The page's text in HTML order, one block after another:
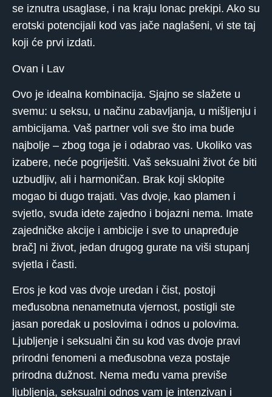
se iznutra usaglase, i na kraju lonac prekipi. Ako su
erotski potencijali kod vas jače naglašeni, vi ste taj
koji će prvi izdati.
Ovan i Lav
Ovo je idealna kombinacija. Sjajno se slažete u
svemu: u seksu, u načinu zabavljanja, u mišljenju i
ambicijama. Vaš partner voli sve što ima bude
najbolje – zbog toga je i odabrao vas. Ukoliko vas
izabere, neće pogriješiti. Vaš seksualni život će biti
uzbudljiv, ali i harmoničan. Brak koji sklopite
mogao bi dugo trajati. Vas dvoje, kao plamen i
svjetlo, svuda idete zajedno i bojazni nema. Imate
zajedničke akcije i ambicije i sve to unapređuje
brač] ni život, jedan drugog gurate na viši stupanj
svjetla i časti.
Eros je kod vas dvoje uredan i čist, postoji
međusobna nenametnuta vjernost, postigli ste
jasan poredak u poslovima i odnos u polovima.
Ljubljenje i seksualni čin su kod vas dvoje pravi
prirodni fenomeni a međusobna veza postaje
prirodna dužnost. Nema među vama previše
ljubljenja, seksualni odnos vam je intenzivan i